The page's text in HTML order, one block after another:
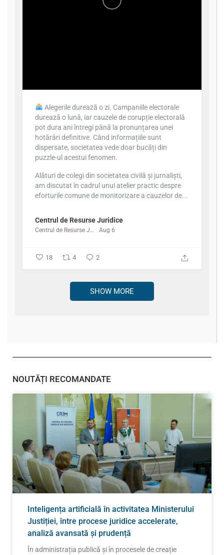
Alegerile durează o zi. Campaniile electorale
durează o lună, iar cauzele de corupție electorală
pot dura ani întregi până la pronunțarea unei
hotărâri definitive. Când informațiile sunt
dispersate, societatea vede doar bucăți din
puzzle-ul acestui fenomen.
Alături de colegi din societatea civilă și jurnaliști,
am discutat în cadrul unui atelier practic despre
eforturile comune de monitorizare a cauzelor de...
Centrul de Resurse Juridice
Centrul de Resurse Juridice Aug 6
18 4 2
SHOW MORE
NOUTĂȚI RECOMANDATE
Inteligența artificială în activitatea Ministerului
Justiției, între procese juridice accelerate,
analiză avansată și prudență
În administrația publică și în procesele de creație